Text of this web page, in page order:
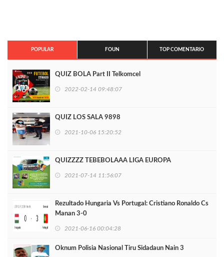
POPULAR FOUN TOP COMENTARIO
QUIZ BOLA Part II Telkomcel
2022-02-14 09:48:07
QUIZ LOS SALA 9898
2021-10-06 15:20:52
QUIZZZZ TEBEBOLAAA LIGA EUROPA
2021-07-14 11:56:07
Rezultado Hungaria Vs Portugal: Cristiano Ronaldo Cs
Manan 3-0
2021-06-16 00:04:28
Oknum Polisia Nasional Tiru Sidadaun Nain 3